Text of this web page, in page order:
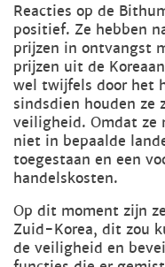
Reacties op de
positief. Ze hebben
prijzen in ontvangst
prijzen uit de
wel twijfels door het
sindsdien houden ze
veiligheid. Omdat ze
niet in bepaalde
toegestaan en een
handelskosten.
Op dit moment zijn
Zuid-Korea, dit zou
de veiligheid en